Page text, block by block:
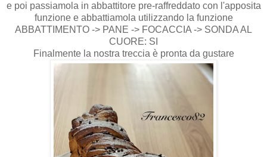
e poi passiamola in abbattitore pre-raffreddato con l'apposita
funzione e abbattiamola utilizzando la funzione
ABBATTIMENTO -> PANE -> FOCACCIA -> SONDA AL
CUORE: SI
Finalmente la nostra treccia è pronta da gustare